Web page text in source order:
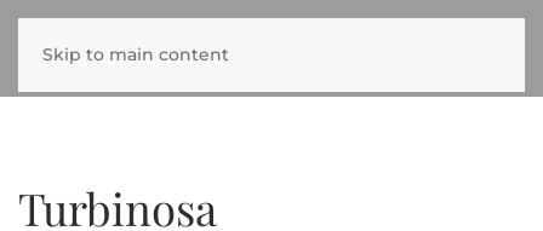
Skip to main content
Turbinosa